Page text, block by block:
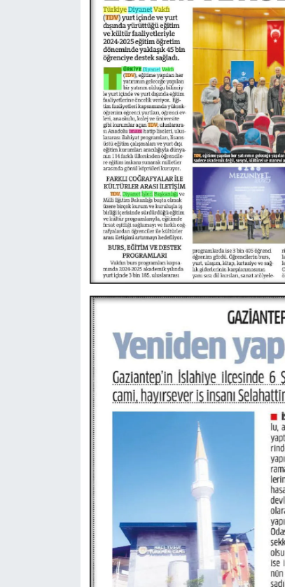
Kütahya Müftülüğü
Malatya Müftülüğü
Manisa Müftülüğü
Mardin Müftülüğü
Mersin Müftülüğü
Muğla Müftülüğü
Muş Müftülüğü
Nevşehir Müftülüğü
Niğde Müftülüğü
Ordu Müftülüğü
Osmaniye Müftülüğü
Rize Müftülüğü
Sakarya Müftülüğü
Samsun Müftülüğü
Siirt Müftülüğü
Sinop Müftülüğü